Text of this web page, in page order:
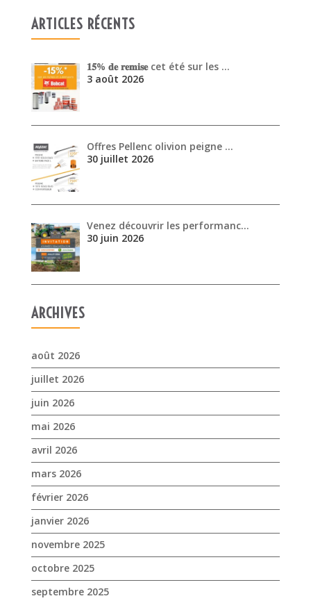
ARTICLES RÉCENTS
𝟏𝟓% 𝐝𝐞 𝐫𝐞𝐦𝐢𝐬𝐞 cet été sur les …
3 août 2026
Offres Pellenc olivion peigne …
30 juillet 2026
Venez découvrir les performanc…
30 juin 2026
ARCHIVES
août 2026
juillet 2026
juin 2026
mai 2026
avril 2026
mars 2026
février 2026
janvier 2026
novembre 2025
octobre 2025
septembre 2025